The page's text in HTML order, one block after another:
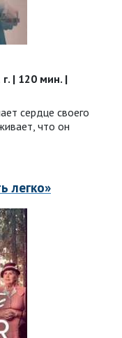
| 120 мин. |
сердце своего
что он
легко»